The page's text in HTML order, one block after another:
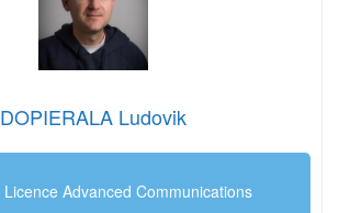
DOPIERALA Ludovik
Licence Advanced Communications